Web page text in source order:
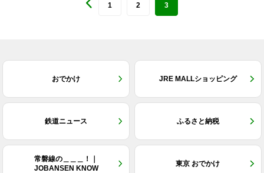
1 2 3
おでかけ JRE MALLショッピング
鉄道ニュース ふるさと納税
常磐線の＿＿＿！｜
JOBANSEN KNOW
東京 おでかけ